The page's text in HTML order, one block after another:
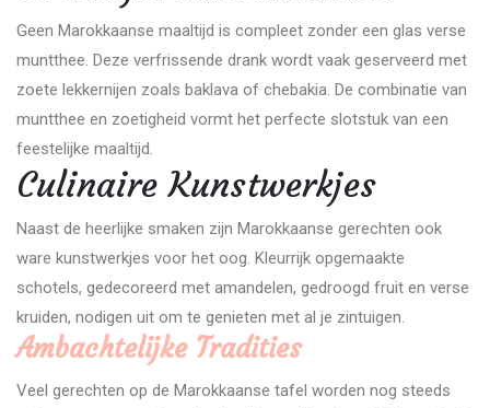
Geen Marokkaanse maaltijd is compleet zonder een glas verse
muntthee. Deze verfrissende drank wordt vaak geserveerd met
zoete lekkernijen zoals baklava of chebakia. De combinatie van
muntthee en zoetigheid vormt het perfecte slotstuk van een
feestelijke maaltijd.
Culinaire Kunstwerkjes
Naast de heerlijke smaken zijn Marokkaanse gerechten ook
ware kunstwerkjes voor het oog. Kleurrijk opgemaakte
schotels, gedecoreerd met amandelen, gedroogd fruit en verse
kruiden, nodigen uit om te genieten met al je zintuigen.
Ambachtelijke Tradities
Veel gerechten op de Marokkaanse tafel worden nog steeds